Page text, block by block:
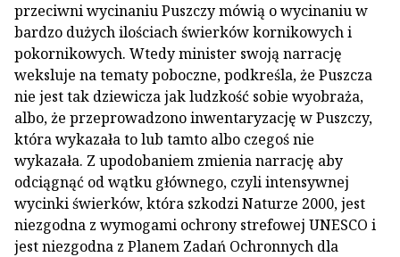
przeciwni wycinaniu Puszczy mówią o wycinaniu w
bardzo dużych ilościach świerków kornikowych i
pokornikowych. Wtedy minister swoją narrację
weksluje na tematy poboczne, podkreśla, że Puszcza
nie jest tak dziewicza jak ludzkość sobie wyobraża,
albo, że przeprowadzono inwentaryzację w Puszczy,
która wykazała to lub tamto albo czegoś nie
wykazała. Z upodobaniem zmienia narrację aby
odciągnąć od wątku głównego, czyli intensywnej
wycinki świerków, która szkodzi Naturze 2000, jest
niezgodna z wymogami ochrony strefowej UNESCO i
jest niezgodna z Planem Zadań Ochronnych dla